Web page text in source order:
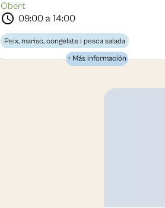
Obert
schedule 09:00 a 14:00
Peix, marisc, congelats i pesca salada
+ Más información